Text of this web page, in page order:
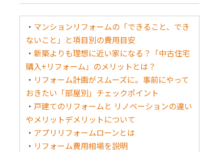
・ マンションリフォームの「できること、でき
ないこと」と項目別の費用目安
・新築よりも理想に近い家になる？「中古住宅
購入+リフォーム」のメリットとは？
・ リフォーム計画がスムーズに。事前にやって
おきたい「部屋別」チェックポイント
・ 戸建てのリフォームと リノベーションの違い
やメリットデメリットについて
・ アプリリフォームローンとは
・ リフォーム費用相場を説明